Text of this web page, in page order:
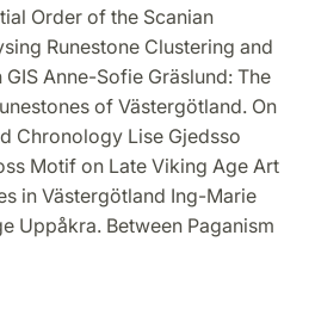
Order of the Scanian
Runestone Clustering and
Anne-Sofie Gräslund: The
of Västergötland. On
Chronology Lise Gjedsso
Motif on Late Viking Age Art
in Västergötland Ing-Marie
Uppåkra. Between Paganism